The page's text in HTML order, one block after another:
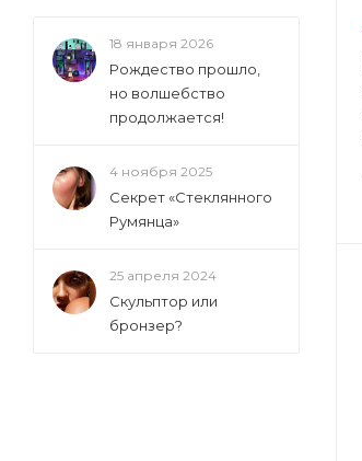
18 января 2026
Рождество прошло,
но волшебство
продолжается!
4 ноября 2025
Секрет «Стеклянного
Румянца»
25 апреля 2024
Скульптор или
бронзер?